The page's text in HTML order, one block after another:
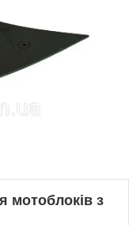
мотоблоків з